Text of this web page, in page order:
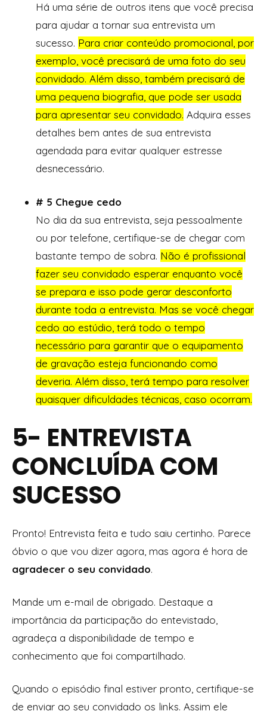
Há uma série de outros itens que você precisa
para ajudar a tornar sua entrevista um
sucesso. Para criar conteúdo promocional, por
exemplo, você precisará de uma foto do seu
convidado. Além disso, também precisará de
uma pequena biografia, que pode ser usada
para apresentar seu convidado. Adquira esses
detalhes bem antes de sua entrevista
agendada para evitar qualquer estresse
desnecessário.
# 5 Chegue cedo
No dia da sua entrevista, seja pessoalmente
ou por telefone, certifique-se de chegar com
bastante tempo de sobra. Não é profissional
fazer seu convidado esperar enquanto você
se prepara e isso pode gerar desconforto
durante toda a entrevista. Mas se você chegar
cedo ao estúdio, terá todo o tempo
necessário para garantir que o equipamento
de gravação esteja funcionando como
deveria. Além disso, terá tempo para resolver
quaisquer dificuldades técnicas, caso ocorram.
5- ENTREVISTA
CONCLUÍDA COM
SUCESSO
Pronto! Entrevista feita e tudo saiu certinho. Parece
óbvio o que vou dizer agora, mas agora é hora de
agradecer o seu convidado.
Mande um e-mail de obrigado. Destaque a
importância da participação do entevistado,
agradeça a disponibilidade de tempo e
conhecimento que foi compartilhado.
Quando o episódio final estiver pronto, certifique-se
de enviar ao seu convidado os links. Assim ele